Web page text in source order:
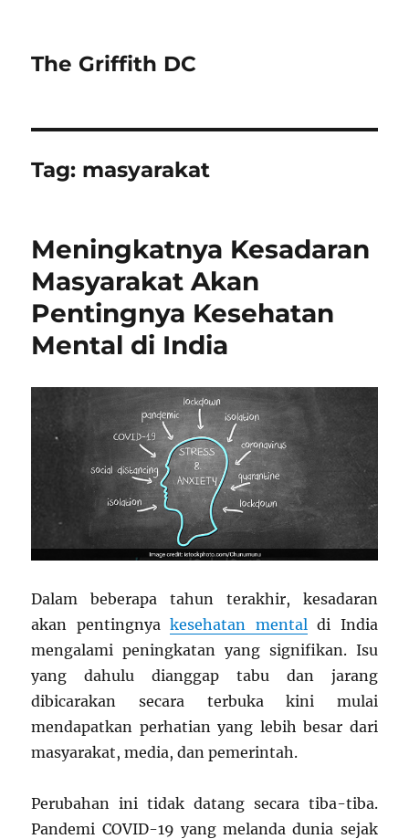
The Griffith DC
Tag: masyarakat
Meningkatnya Kesadaran
Masyarakat Akan
Pentingnya Kesehatan
Mental di India
Dalam beberapa tahun terakhir, kesadaran
akan pentingnyakesehatan mental di India
mengalami peningkatan yang signifikan. Isu
yang dahulu dianggap tabu dan jarang
dibicarakan secara terbuka kini mulai
mendapatkan perhatian yang lebih besar dari
masyarakat, media, dan pemerintah.
Perubahan ini tidak datang secara tiba-tiba.
Pandemi COVID-19 yang melanda dunia sejak